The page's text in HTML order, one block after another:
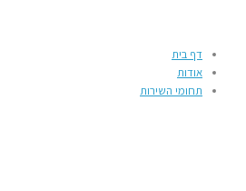
דף בית
אודות
תחומי השירות